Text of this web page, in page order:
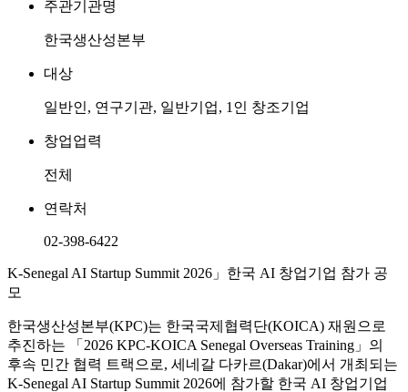
주관기관명
한국생산성본부
대상
일반인, 연구기관, 일반기업, 1인 창조기업
창업업력
전체
연락처
02-398-6422
K-Senegal AI Startup Summit 2026」한국 AI 창업기업 참가 공
모
한국생산성본부(KPC)는 한국국제협력단(KOICA) 재원으로
추진하는 「2026 KPC-KOICA Senegal Overseas Training」의
후속 민간 협력 트랙으로, 세네갈 다카르(Dakar)에서 개최되는
K-Senegal AI Startup Summit 2026에 참가할 한국 AI 창업기업